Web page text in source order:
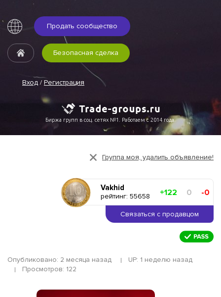
Продать сообщество
Вход / Регистрация
Безопасная сделка
Биржа групп в соц. сетях №1. Работаем с 2014 года.
Группа моя, удалить объявление!
Vakhid
рейтинг: 55658 +122 0 -0
Связаться с продавцом
Опубликовано: 2 месяца назад
UP: 1 неделю назад
Просмотров: 122